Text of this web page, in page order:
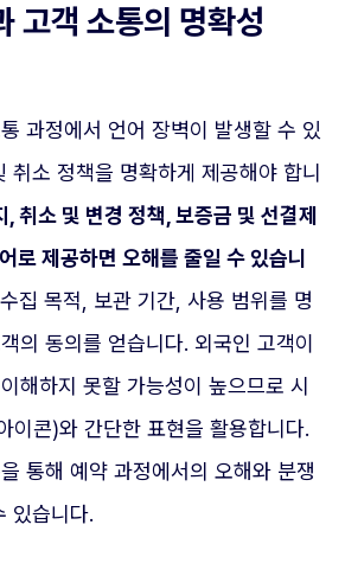
고객 소통의 명확성
과정에서 언어 장벽이 발생할 수 있
취소 정책을 명확하게 제공해야 합니
취소 및 변경 정책, 보증금 및 선결제
로 제공하면 오해를 줄일 수 있습니
집 목적, 보관 기간, 사용 범위를 명
의 동의를 얻습니다. 외국인 고객이
해하지 못할 가능성이 높으므로 시
이콘)와 간단한 표현을 활용합니다.
통해 예약 과정에서의 오해와 분쟁
있습니다.